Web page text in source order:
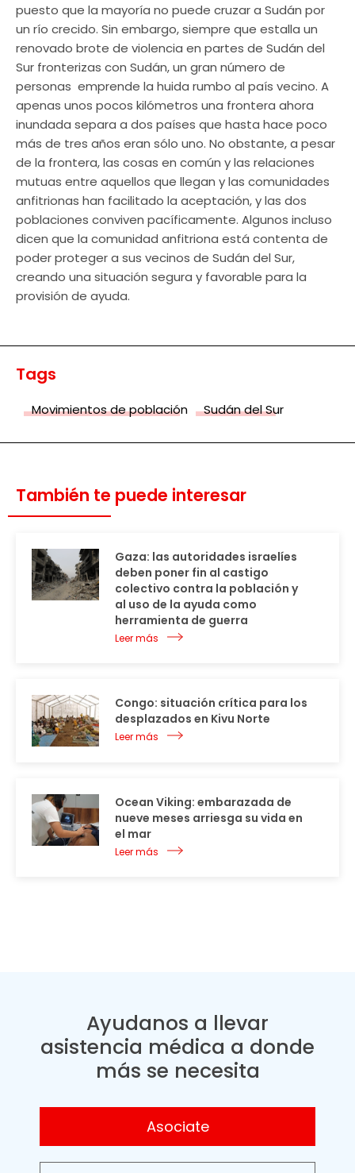
puesto que la mayoría no puede cruzar a Sudán por
un río crecido. Sin embargo, siempre que estalla un
renovado brote de violencia en partes de Sudán del
Sur fronterizas con Sudán, un gran número de
personas emprende la huida rumbo al país vecino. A
apenas unos pocos kilómetros una frontera ahora
inundada separa a dos países que hasta hace poco
más de tres años eran sólo uno. No obstante, a pesar
de la frontera, las cosas en común y las relaciones
mutuas entre aquellos que llegan y las comunidades
anfitrionas han facilitado la aceptación, y las dos
poblaciones conviven pacíficamente. Algunos incluso
dicen que la comunidad anfitriona está contenta de
poder proteger a sus vecinos de Sudán del Sur,
creando una situación segura y favorable para la
provisión de ayuda.
Tags
Movimientos de población Sudán del Sur
También te puede interesar
Gaza: las autoridades israelíes
deben poner fin al castigo
colectivo contra la población y
al uso de la ayuda como
herramienta de guerra
Leer más
Congo: situación crítica para los
desplazados en Kivu Norte
Leer más
Ocean Viking: embarazada de
nueve meses arriesga su vida en
el mar
Leer más
Ayudanos a llevar
asistencia médica a donde
más se necesita
Asociate